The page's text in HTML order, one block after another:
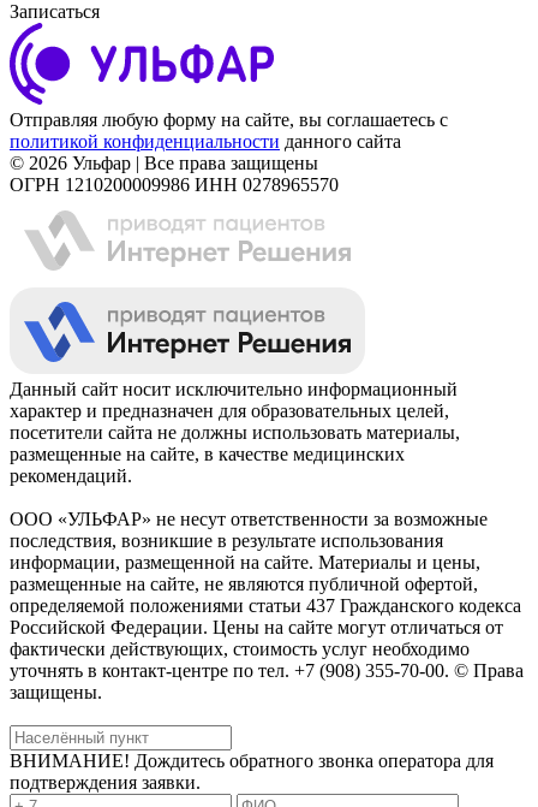
Записаться
Отправляя любую форму на сайте, вы соглашаетесь с
политикой конфиденциальности данного сайта
© 2026 Ульфар | Все права защищены
ОГРН 1210200009986 ИНН 0278965570
Данный сайт носит исключительно информационный
характер и предназначен для образовательных целей,
посетители сайта не должны использовать материалы,
размещенные на сайте, в качестве медицинских
рекомендаций.
ООО «УЛЬФАР» не несут ответственности за возможные
последствия, возникшие в результате использования
информации, размещенной на сайте. Материалы и цены,
размещенные на сайте, не являются публичной офертой,
определяемой положениями статьи 437 Гражданского кодекса
Российской Федерации. Цены на сайте могут отличаться от
фактически действующих, стоимость услуг необходимо
уточнять в контакт-центре по тел. +7 (908) 355-70-00. © Права
защищены.
ВНИМАНИЕ! Дождитесь обратного звонка оператора для
подтверждения заявки.